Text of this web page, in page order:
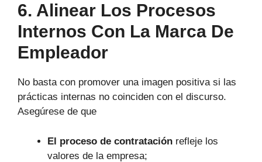
6. Alinear Los Procesos
Internos Con La Marca De
Empleador
No basta con promover una imagen positiva si las
prácticas internas no coinciden con el discurso.
Asegúrese de que
El proceso de contratación refleje los
valores de la empresa;